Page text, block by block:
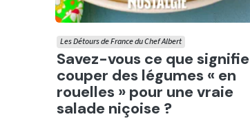
Ecouter
Savez-vous ce que signifie
couper des légumes « en
rouelles » pour une vraie
salade niçoise ?
Les Détours de France du Chef Albert